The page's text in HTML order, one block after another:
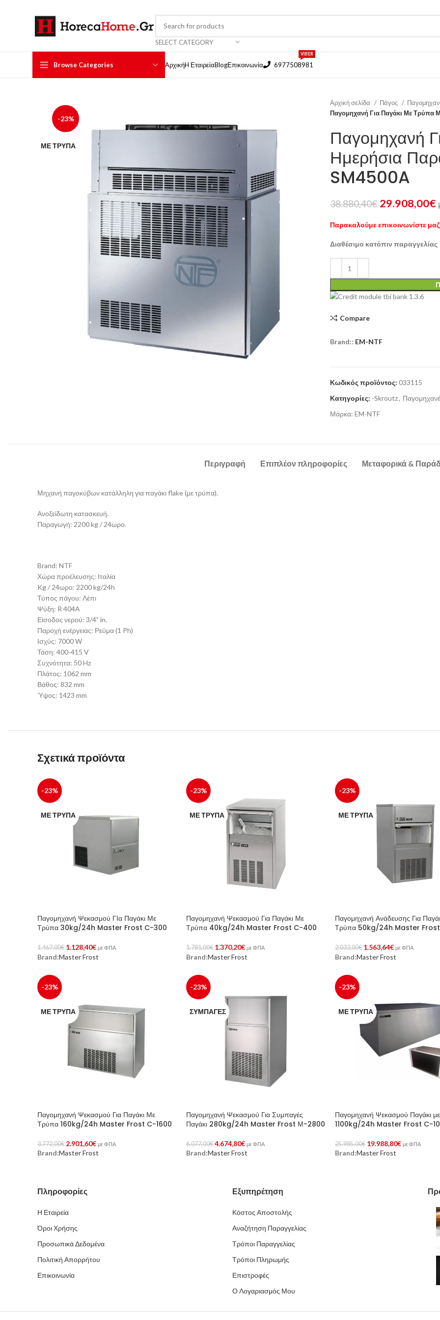
SELECT CATEGORY
Browse Categories ΑρχικήH ΕταιρείαBlogΕπικοινωνία 6977508981
VIBER
-23%
ΜΕ ΤΡΎΠΑ
Αρχική σελίδα Πάγος
Παγομηχανή Για Παγάκι Με Τρύπα
Παγομηχανή
Ημερήσια
SM4500A
38.880,40€ 29.908,00€
Παρακαλούμε επικοινωνίστε
Διαθέσιμο κατόπιν παραγγελίας
Compare
Brand:: EM-NTF
Κωδικός προϊόντος: 033115
Κατηγορίες: -Skroutz,
Μάρκα: EM-NTF
Περιγραφή Επιπλέον πληροφορίες Μεταφορικά &
Μηχανή παγοκύβων κατάλληλη για παγάκι flake (με τρύπα).
Ανοξείδωτη κατασκευή.
Παραγωγή: 2200 kg / 24ωρο.
Brand: NTF
Χώρα προέλευσης: Ιταλία
Kg / 24ωρο: 2200 kg/24h
Τύπος πάγου: Λέπι
Ψύξη: R 404A
Είσοδος νερού: 3/4” in.
Παροχή ενέργειας: Ρεύμα (1 Ph)
Ισχύς: 7000 W
Τάση: 400-415 V
Συχνότητα: 50 Hz
Πλάτος: 1062 mm
Βάθος: 832 mm
Ύψος: 1423 mm
Σχετικά προϊόντα
-23%
ΜΕ ΤΡΎΠΑ
Παγομηχανή Ψεκασμού ΓΙα Παγάκι Με
Τρύπα 30kg/24h Master Frost C-300
1.467,00€ 1.128,40€ με ΦΠΑ
Προσθήκη Στο Καλάθι
Brand:Master Frost
-23%
ΜΕ ΤΡΎΠΑ
Παγομηχανή Ψεκασμού Για Παγάκι Με
Τρύπα 40kg/24h Master Frost C-400
1.781,00€ 1.370,20€ με ΦΠΑ
Προσθήκη Στο Καλάθι
Brand:Master Frost
-23%
ΜΕ ΤΡΎΠΑ
Παγομηχανή Ανάδευσης Για
Τρύπα 50kg/24h Master
2.033,00€ 1.563,64€ με ΦΠΑ
Προσθήκη Στο Καλάθι
Brand:Master Frost
-23%
ΜΕ ΤΡΎΠΑ
Παγομηχανή Ψεκασμού Για Παγάκι Με
Τρύπα 160kg/24h Master Frost C-1600
3.772,00€ 2.901,60€ με ΦΠΑ
Προσθήκη Στο Καλάθι
Brand:Master Frost
-23%
ΣΥΜΠΑΓΈΣ
Παγομηχανή Ψεκασμού Για Συμπαγές
Παγάκι 280kg/24h Master Frost Μ-2800
6.077,00€ 4.674,80€ με ΦΠΑ
Προσθήκη Στο Καλάθι
Brand:Master Frost
-23%
ΜΕ ΤΡΎΠΑ
Παγομηχανή Ψεκασμού Παγάκι
1100kg/24h Master Frost C-
25.985,00€ 19.988,80€ με ΦΠΑ
Προσθήκη Στο Καλάθι
Brand:Master Frost
Πληροφορίες
Η Εταιρεία
Όροι Χρήσης
Προσωπικά Δεδομένα
Πολιτική Απορρήτου
Επικοινωνία
Εξυπηρέτηση
Κόστος Αποστολής
Αναζήτηση Παραγγελίας
Τρόποι Παραγγελίας
Τρόποι Πληρωμής
Επιστροφές
Ο Λογαριασμός Μου